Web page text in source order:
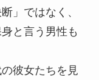
」ではなく、
と言う男性も
彼女たちを見